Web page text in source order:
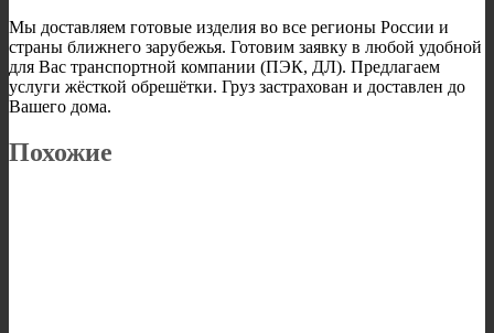
Мы доставляем готовые изделия во все регионы России и
страны ближнего зарубежья. Готовим заявку в любой удобной
для Вас транспортной компании (ПЭК, ДЛ). Предлагаем
услуги жёсткой обрешётки. Груз застрахован и доставлен до
Вашего дома.
Похожие